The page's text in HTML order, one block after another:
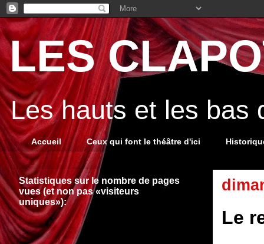
LES
Les hauts et les bas
Accueil Ceux qui font le théâtre d'ici
Le
Statistiques sur le nombre de pages
vues (et non pas «visiteurs
uniques»):